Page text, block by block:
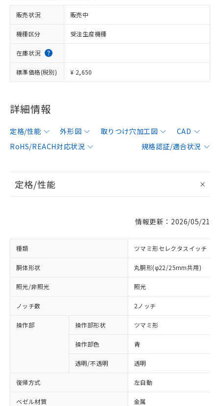
販売状況 販売中
機種区分 受注生産機種
在庫状況
標準価格(税別) ¥ 2,650
詳細情報
定格/性能 外形図 取りつけ穴加工図
CAD
RoHS/REACH対応状況
規格認証/適合状況
定格/性能
情報更新：2026/05/21
種類 ツマミ形セレクタスイッチ
胴体形状 丸胴形(φ22/25mm共用)
照光/非照光 照光
ノッチ数 2ノッチ
操作部 操作部形状 ツマミ形
操作部色 青
透明/不透明 透明
復帰方式 左自動
ベゼル材質 金属